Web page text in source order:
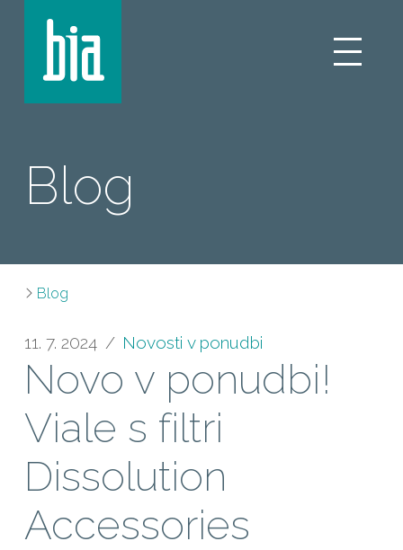
Blog
Blog
11. 7. 2024 Novosti v ponudbi
Novo v ponudbi!
Viale s filtri
Dissolution
Accessories